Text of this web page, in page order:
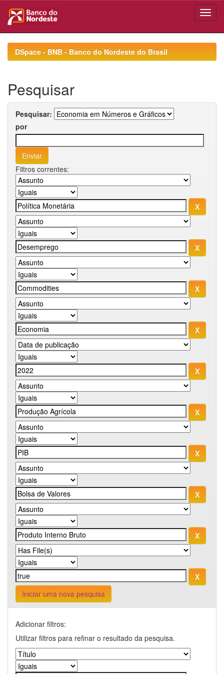
navigationDSpace - BNB - Banco do Nordeste do Brasil
Pesquisar
Pesquisar:
por
Filtros correntes:
Iniciar uma nova pesquisa
Adicionar filtros:
Utilizar filtros para refinar o resultado da pesquisa.